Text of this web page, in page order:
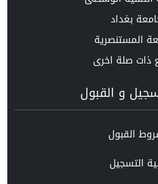
بغداد
المستنصرية
ذات صلة اخرى
و القبول
القبول
التسجيل